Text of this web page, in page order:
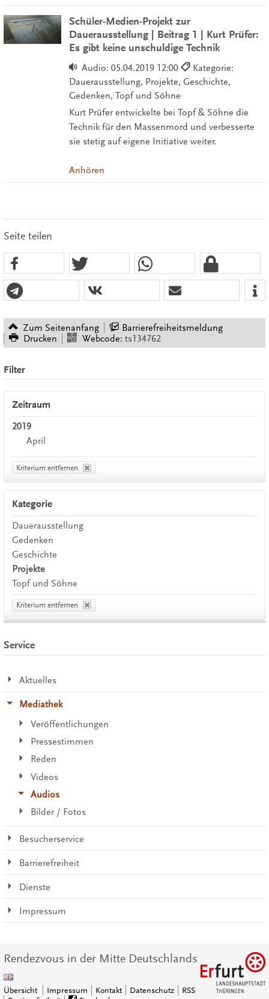
Schüler-Medien-Projekt zur
Dauerausstellung | Beitrag 1 | Kurt Prüfer:
Es gibt keine unschuldige Technik
Audio: 05.04.2019 12:00
Kategorie:
Dauerausstellung, Projekte, Geschichte,
Gedenken, Topf und Söhne
Kurt Prüfer entwickelte bei Topf & Söhne die
Technik für den Massenmord und verbesserte
sie stetig auf eigene Initiative weiter.
Anhören
Seite teilen
Zum Seitenanfang
Barrierefreiheitsmeldung
Drucken
Webcode: ts134762
Filter
Zeitraum
2019
April
Kriterium entfernen
Kategorie
Dauerausstellung
Gedenken
Geschichte
Projekte
Topf und Söhne
Kriterium entfernen
Service
Aktuelles
Mediathek
Veröffentlichungen
Pressestimmen
Reden
Videos
Audios
Bilder / Fotos
Besucherservice
Barrierefreiheit
Dienste
Impressum
Rendezvous in der Mitte Deutschlands
Übersicht Impressum Kontakt Datenschutz
RSS